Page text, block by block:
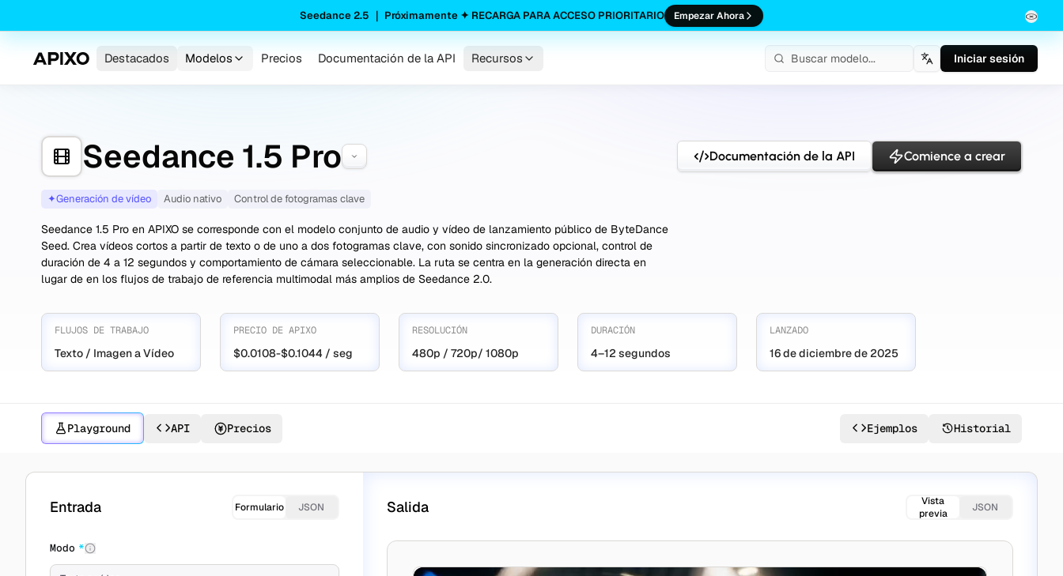
Seedance 2.5 ｜ Próximamente ✦ RECARGA PARA ACCESO PRIORITARIO Empezar Ahora
Destacados Modelos Precios Documentación de la API Recursos EspañolIniciar sesión
Seedance 1.5 Pro Documentación de la API Comience a crear
✦Generación de vídeo Audio nativo Control de fotogramas clave
Seedance 1.5 Pro en APIXO se corresponde con el modelo conjunto de audio y vídeo de lanzamiento público de ByteDance
Seed. Crea vídeos cortos a partir de texto o de uno a dos fotogramas clave, con sonido sincronizado opcional, control de
duración de 4 a 12 segundos y comportamiento de cámara seleccionable. La ruta se centra en la generación directa en
lugar de en los flujos de trabajo de referencia multimodal más amplios de Seedance 2.0.
FLUJOS DE TRABAJO
Texto / Imagen a Vídeo
PRECIO DE APIXO
$0.0108-$0.1044 / seg
RESOLUCIÓN
480p / 720p/ 1080p
DURACIÓN
4–12 segundos
LANZADO
16 de diciembre de 2025
Playground API Precios Ejemplos Historial
Crear con Seedance 1.5 Pro
Entrada Formulario JSON
Modo *
Salida
Vista
previa
JSON